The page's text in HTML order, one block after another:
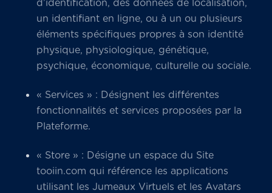
d’identification, des données de localisation,
un identifiant en ligne, ou à un ou plusieurs
éléments spécifiques propres à son identité
physique, physiologique, génétique,
psychique, économique, culturelle ou sociale.
« Services » : Désignent les différentes
fonctionnalités et services proposées par la
Plateforme.
« Store » : Désigne un espace du Site
tooiin.com qui référence les applications
utilisant les Jumeaux Virtuels et les Avatars